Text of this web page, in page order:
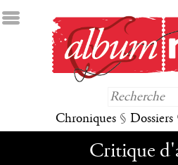
Chroniques § Dossiers
Critique